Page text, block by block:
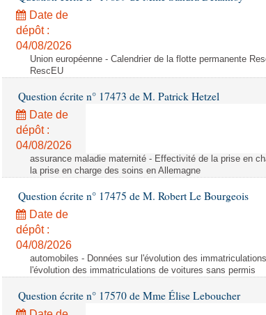
Date de
dépôt :
04/08/2026
Union européenne - Calendrier de la flotte permanente
RescEU
Question écrite n° 17473 de M. Patrick Hetzel
Date de
dépôt :
04/08/2026
assurance maladie maternité - Effectivité de la prise en
la prise en charge des soins en Allemagne
Question écrite n° 17475 de M. Robert Le Bourgeois
Date de
dépôt :
04/08/2026
automobiles - Données sur l'évolution des
l'évolution des immatriculations de voitures sans permis
Question écrite n° 17570 de Mme Élise Leboucher